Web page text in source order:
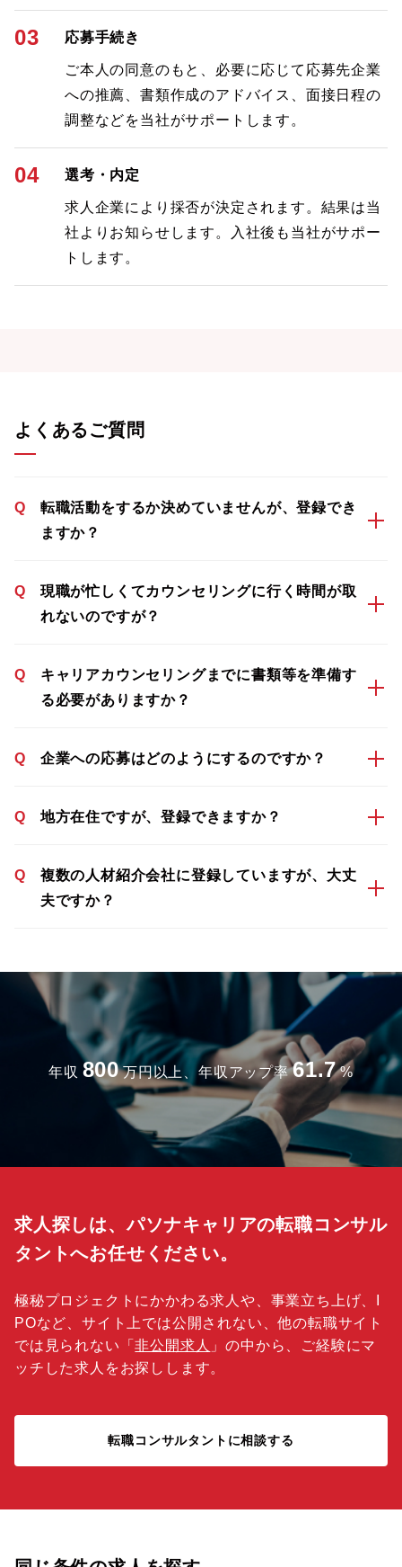
03 応募手続き
ご本人の同意のもと、必要に応じて応募先企業
への推薦、書類作成のアドバイス、面接日程の
調整などを当社がサポートします。
04 選考・内定
求人企業により採否が決定されます。結果は当
社よりお知らせします。入社後も当社がサポー
トします。
よくあるご質問
Q
転職活動をするか決めていませんが、登録でき
ますか？
Q
現職が忙しくてカウンセリングに行く時間が取
れないのですが？
Q
キャリアカウンセリングまでに書類等を準備す
る必要がありますか？
Q 企業への応募はどのようにするのですか？
Q 地方在住ですが、登録できますか？
Q
複数の人材紹介会社に登録していますが、大丈
夫ですか？
年収 800 万円以上、年収アップ率 61.7 %
求人探しは、パソナキャリアの転職コンサル
タントへお任せください。
極秘プロジェクトにかかわる求人や、事業立ち上げ、I
POなど、サイト上では公開されない、他の転職サイト
では見られない「非公開求人 」の中から、ご経験にマ
ッチした求人をお探しします。
転職コンサルタントに相談する